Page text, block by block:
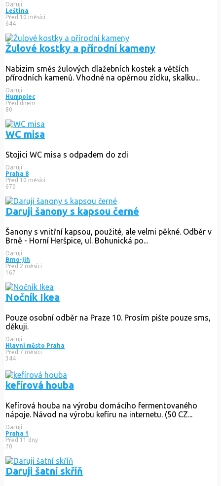
Daruji
Leština
Před 10 měsíci
644
Žulové kostky a přírodní kameny
Nabizim směs žulových dlažebních kostek a větších
přírodních kamenů. Vhodné na opěrnou zídku, skalku...
Daruji
Humpolec
Před dnem
80
WC misa
Stojici WC misa s odpadem do zdi
Daruji
Praha 8
Před 10 měsíci
670
Daruji šanony s kapsou černé
Šanony s vnitřní kapsou, použité, ale velmi pěkné. Odběr v
Brně - Horní Heršpice, ul. Bohunická po...
Daruji
Brno-jih
Před 2 měsíci
167
Nočník Ikea
Pouze osobní odběr na Praze 10. Prosím pište pouze sms,
děkuji.
Daruji
Hlavní město Praha
Před 7 měsíci
344
kefírová houba
Kefírová houba na výrobu domácího fermentovaného
nápoje. Návod na výrobu kefíru na internetu. (50 CZ...
Daruji
Praha 1
Před 11 dny
70
Daruji šatní skříň